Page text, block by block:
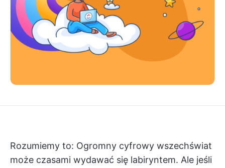
Rozumiemy to: Ogromny cyfrowy wszechświat
może czasami wydawać się labiryntem. Ale jeśli